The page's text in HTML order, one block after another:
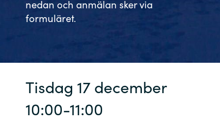
Kingdom of Saudi Arabia
Malaysia
nedan och anmälan sker via
formuläret.
Tisdag 17 december
10:00-11:00